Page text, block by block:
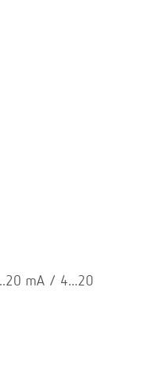
mA / 4...20